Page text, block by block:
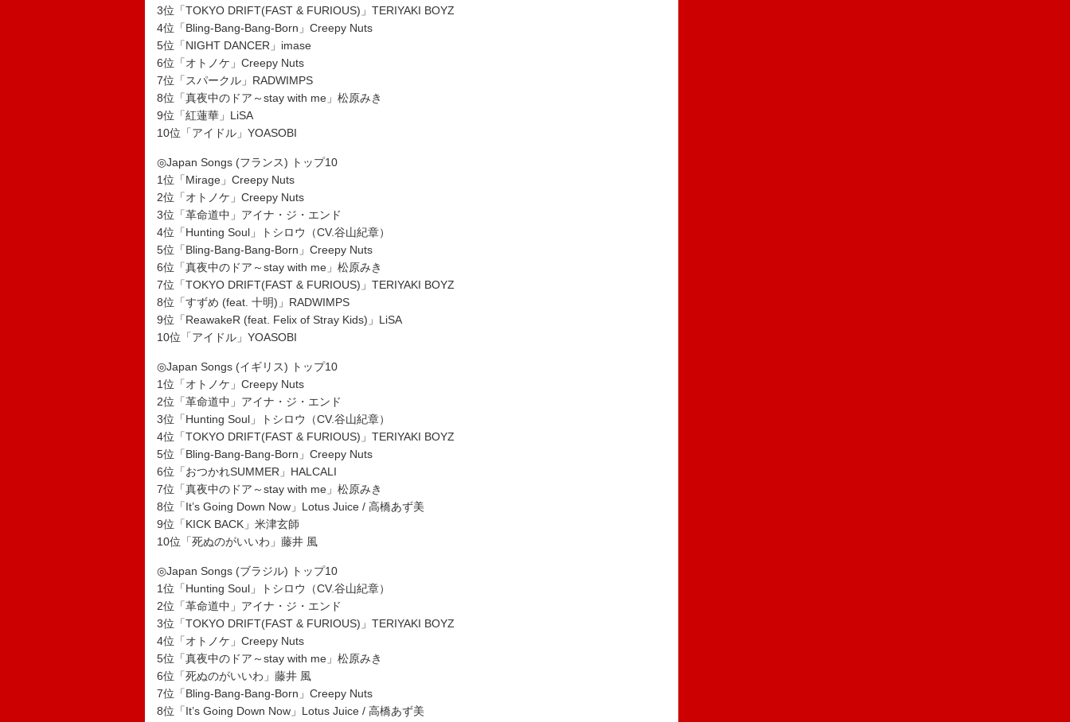
3位「TOKYO DRIFT(FAST & FURIOUS)」TERIYAKI BOYZ
4位「Bling-Bang-Bang-Born」Creepy Nuts
5位「NIGHT DANCER」imase
6位「オトノケ」Creepy Nuts
7位「スパークル」RADWIMPS
8位「真夜中のドア～stay with me」松原みき
9位「紅蓮華」LiSA
10位「アイドル」YOASOBI
◎Japan Songs (フランス) トップ10
1位「Mirage」Creepy Nuts
2位「オトノケ」Creepy Nuts
3位「革命道中」アイナ・ジ・エンド
4位「Hunting Soul」トシロウ（CV.谷山紀章）
5位「Bling-Bang-Bang-Born」Creepy Nuts
6位「真夜中のドア～stay with me」松原みき
7位「TOKYO DRIFT(FAST & FURIOUS)」TERIYAKI BOYZ
8位「すずめ (feat. 十明)」RADWIMPS
9位「ReawakeR (feat. Felix of Stray Kids)」LiSA
10位「アイドル」YOASOBI
◎Japan Songs (イギリス) トップ10
1位「オトノケ」Creepy Nuts
2位「革命道中」アイナ・ジ・エンド
3位「Hunting Soul」トシロウ（CV.谷山紀章）
4位「TOKYO DRIFT(FAST & FURIOUS)」TERIYAKI BOYZ
5位「Bling-Bang-Bang-Born」Creepy Nuts
6位「おつかれSUMMER」HALCALI
7位「真夜中のドア～stay with me」松原みき
8位「It’s Going Down Now」Lotus Juice / 高橋あず美
9位「KICK BACK」米津玄師
10位「死ぬのがいいわ」藤井 風
◎Japan Songs (ブラジル) トップ10
1位「Hunting Soul」トシロウ（CV.谷山紀章）
2位「革命道中」アイナ・ジ・エンド
3位「TOKYO DRIFT(FAST & FURIOUS)」TERIYAKI BOYZ
4位「オトノケ」Creepy Nuts
5位「真夜中のドア～stay with me」松原みき
6位「死ぬのがいいわ」藤井 風
7位「Bling-Bang-Bang-Born」Creepy Nuts
8位「It’s Going Down Now」Lotus Juice / 高橋あず美